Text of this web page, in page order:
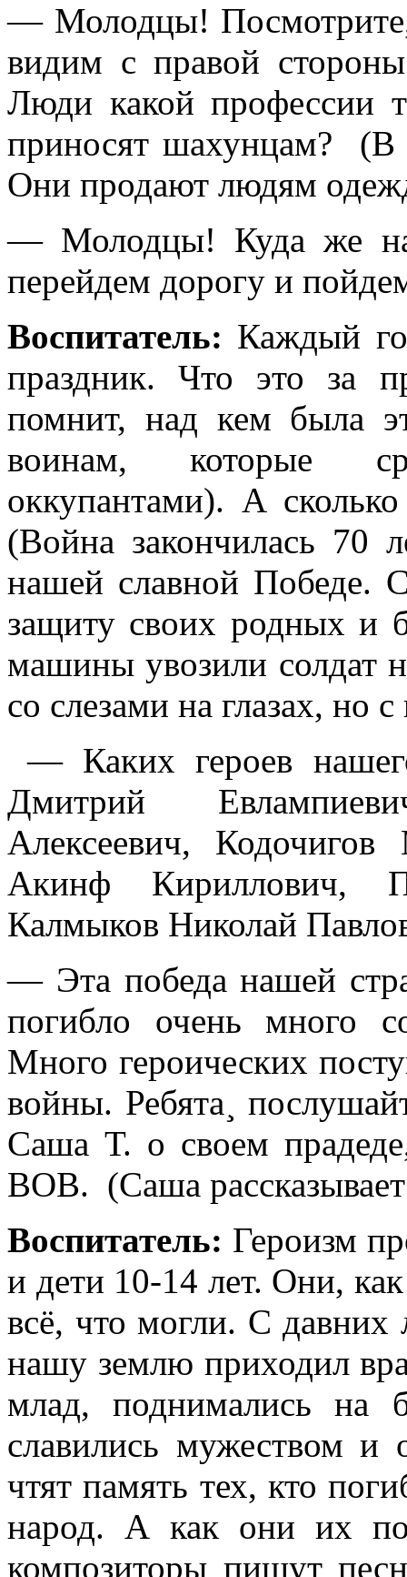
— Молодцы! Посмотрите,
видим с правой
Люди какой профессии
приносят шахунцам? (В
Они продают людям
— Молодцы! Куда же
перейдем дорогу и
Воспитатель: Каждый
праздник. Что это за
помнит, над кем была
воинам, которые
оккупантами). А
(Война закончилась 70
нашей славной Победе.
защиту своих родных и
машины увозили солдат
со слезами на глазах, но
— Каких героев
Дмитрий
Алексеевич,
Акинф Кириллович,
Калмыков Николай
— Эта победа нашей
погибло очень много
Много героических
войны. Ребята¸
Саша Т. о своем
ВОВ. (Саша
Воспитатель: Героизм
и дети 10-14 лет. Они,
всё, что могли. С давних
нашу землю приходил
млад, поднимались на
славились мужеством и
чтят память тех, кто
народ. А как они их
композиторы пишут